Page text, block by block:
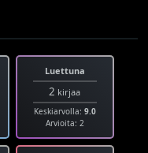
Luettuna
2 kirjaa
Keskiarvolla: 9.0
Arvioita: 2